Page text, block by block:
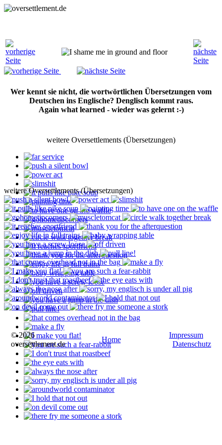
Wer kennt sie nicht, die wortwörtlichen Übersetzungen vom
Deutschen ins Englische? Denglisch kommt raus.
Again what learned - wieder was gelernt :-)
weitere Oversettlements (Übersetzungen)
weitere Oversettlements (Übersetzungen)
© 2026
oversettlement.de
Home
Impressum
Datenschutz